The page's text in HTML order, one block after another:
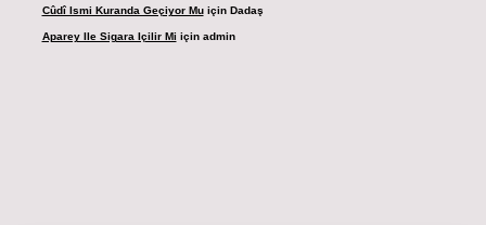
Cûdî Ismi Kuranda Geçiyor Muiçin Dadaş
Aparey Ile Sigara Içilir Mi için admin